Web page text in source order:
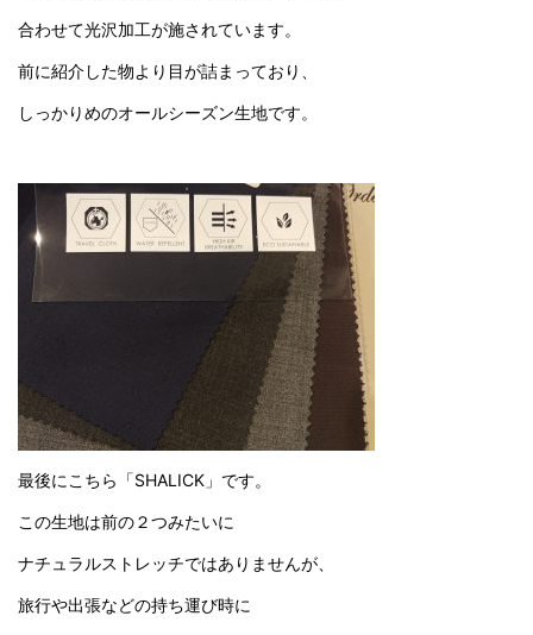
合わせて光沢加工が施されています。
前に紹介した物より目が詰まっており、
しっかりめのオールシーズン生地です。
最後にこちら「SHALICK」です。
この生地は前の２つみたいに
ナチュラルストレッチではありませんが、
旅行や出張などの持ち運び時に